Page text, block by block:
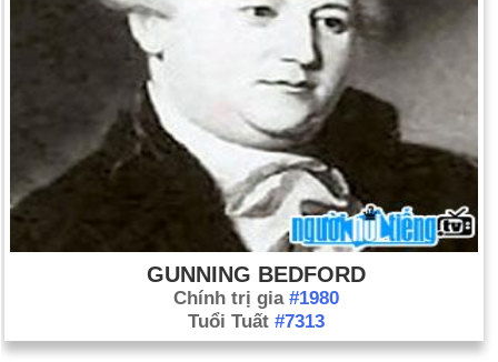
GUNNING BEDFORD
Chính trị gia #1980
Tuổi Tuất #7313